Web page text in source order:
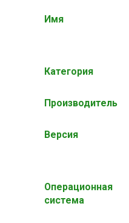
Имя
Категория
Производитель
Версия
Операционная
система